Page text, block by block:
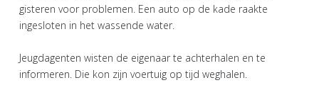
gisteren voor problemen. Een auto op de kade raakte
ingesloten in het wassende water.
Jeugdagenten wisten de eigenaar te achterhalen en te
informeren. Die kon zijn voertuig op tijd weghalen.